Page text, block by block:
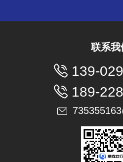
联系我
 139-
 189-
